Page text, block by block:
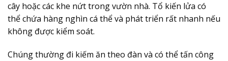
cây hoặc các khe nứt trong vườn nhà. Tổ kiến lửa có
thể chứa hàng nghìn cá thể và phát triển rất nhanh nếu
không được kiểm soát.
Chúng thường đi kiếm ăn theo đàn và có thể tấn công